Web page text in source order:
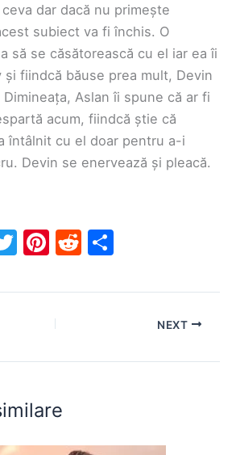
dar dacă nu primește
subiect va fi închis. O
să se căsătorească cu el iar ea îi
și fiindcă băuse prea mult, Devin
Aslan îi spune că ar fi
acum, fiindcă știe că
întâlnit cu el doar pentru a-i
Devin se enervează și pleacă.
T
itt
Pi
er
e
R
d ar
NEXT